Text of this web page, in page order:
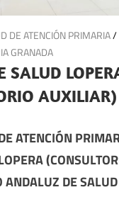
DE ATENCIÓN PRIMARIA/
GRANADA
SALUD
AUXILIAR)
ATENCIÓN
ANDALUZ DE SALUD